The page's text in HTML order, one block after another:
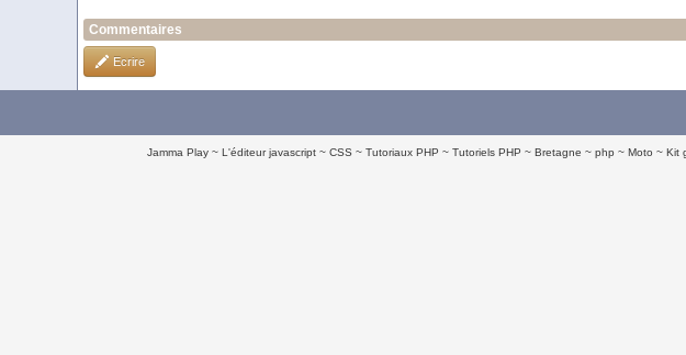
Commentaires
Ecrire
Jamma Play L'éditeur javascript CSS Tutoriaux PHP Tutoriels PHP Bretagne php Moto Kit